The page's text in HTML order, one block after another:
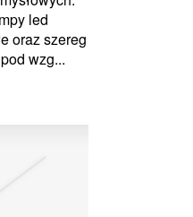
led
oraz szereg
wzg...